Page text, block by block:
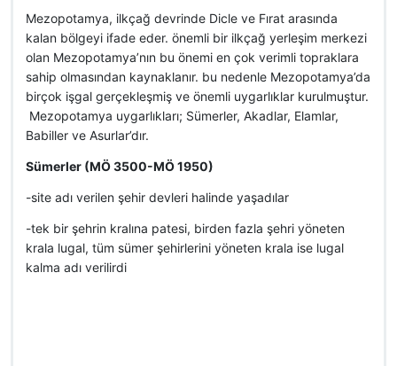
Mezopotamya, ilkçağ devrinde Dicle ve Fırat arasında
kalan bölgeyi ifade eder. önemli bir ilkçağ yerleşim merkezi
olan Mezopotamya’nın bu önemi en çok verimli topraklara
sahip olmasından kaynaklanır. bu nedenle Mezopotamya’da
birçok işgal gerçekleşmiş ve önemli uygarlıklar kurulmuştur.
Mezopotamya uygarlıkları; Sümerler, Akadlar, Elamlar,
Babiller ve Asurlar’dır.
Sümerler (MÖ 3500-MÖ 1950)
-site adı verilen şehir devleri halinde yaşadılar
-tek bir şehrin kralına patesi, birden fazla şehri yöneten
krala lugal, tüm sümer şehirlerini yöneten krala ise lugal
kalma adı verilirdi